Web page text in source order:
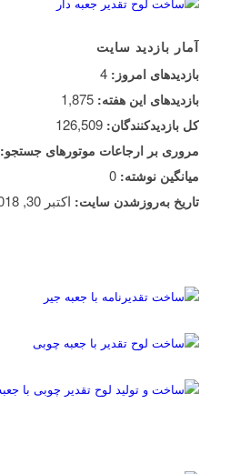
آمار بازدید سایت
بازدیدهای امروز: 4
بازدیدهای این هفته: 1,875
کل بازدیدکنند‌گان: 126,509
مروری بر ارجاعات موتورهای جستجو:
میانگین نوشته: 0
تاریخ به‌روزشدن سایت: اکتبر 30, 2018